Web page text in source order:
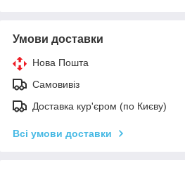
Умови доставки
Нова Пошта
Самовивіз
Доставка кур'єром (по Києву)
Всі умови доставки